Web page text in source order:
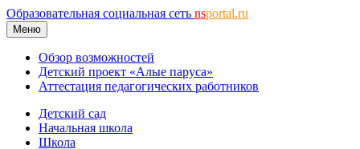
Образовательная социальная сеть nsportal.ru
Меню
Обзор возможностей
Детский проект «Алые паруса»
Аттестация педагогических работников
Детский сад
Начальная школа
Школа